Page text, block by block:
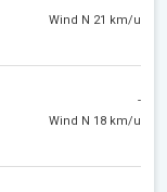
Wind N 21 km/u
-
Wind N 18 km/u